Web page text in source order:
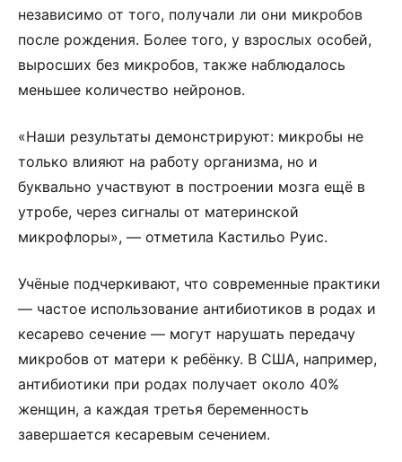
независимо от того, получали ли они микробов
после рождения. Более того, у взрослых особей,
выросших без микробов, также наблюдалось
меньшее количество нейронов.
«Наши результаты демонстрируют: микробы не
только влияют на работу организма, но и
буквально участвуют в построении мозга ещё в
утробе, через сигналы от материнской
микрофлоры», — отметила Кастильо Руис.
Учёные подчеркивают, что современные практики
— частое использование антибиотиков в родах и
кесарево сечение — могут нарушать передачу
микробов от матери к ребёнку. В США, например,
антибиотики при родах получает около 40%
женщин, а каждая третья беременность
завершается кесаревым сечением.